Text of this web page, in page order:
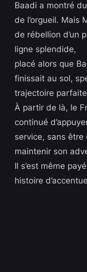
Baadi a montré
de l’orgueil. Mais
de rébellion d’un
ligne splendide,
placé alors que
finissait au sol,
trajectoire
À partir de là, le
continué
service, sans
maintenir son
Il s’est même
histoire